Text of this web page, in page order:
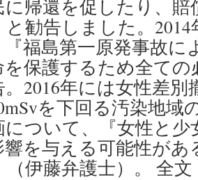
に帰還を促したり、
勧告しました。
福島第一原発事故に
を保護するため全て
2016年には女性差
を下回る汚染地域
ついて、『女性と
を与える可能性があ
伊藤弁護士）。 全文